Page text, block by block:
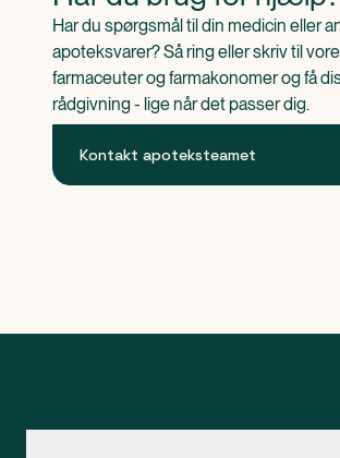
Har du spørgsmål til din medicin eller
apoteksvarer? Så ring eller skriv til
farmaceuter og farmakonomer og få
rådgivning - lige når det passer dig.
Kontakt apoteksteamet